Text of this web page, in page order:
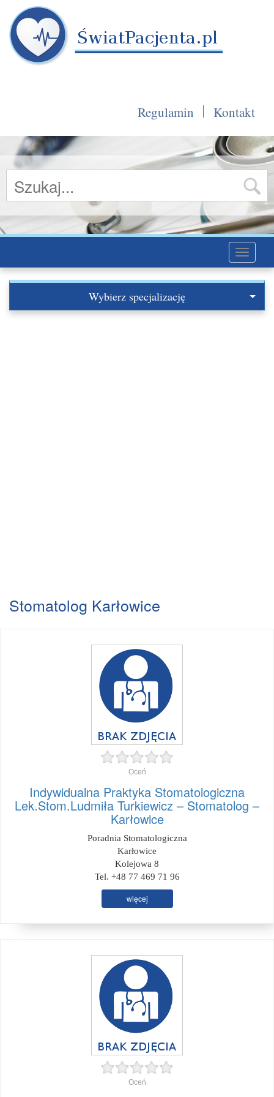
Regulamin Kontakt
Toggle
Wybierz specjalizację
Stomatolog Karłowice
Oceń
Indywidualna Praktyka Stomatologiczna
Lek.Stom.Ludmiła Turkiewicz – Stomatolog –
Karłowice
Poradnia Stomatologiczna
Karłowice
Kolejowa 8
Tel. +48 77 469 71 96
więcej
Oceń